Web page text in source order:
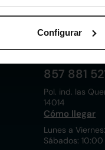
Configurar
857 881
Pol. ind. las
14014
Cómo llegar
Lunes a
Sábados: